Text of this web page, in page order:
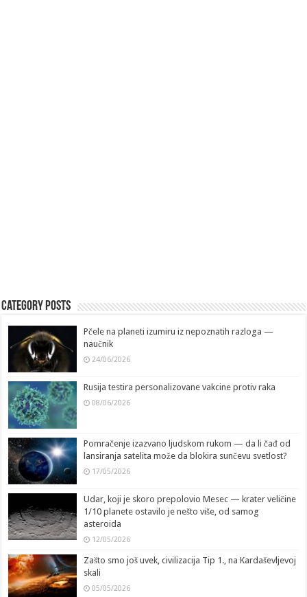
Category Posts
Pčele na planeti izumiru iz nepoznatih razloga —
naučnik
24/06/2026
Rusija testira personalizovane vakcine protiv raka
08/06/2026
Pomračenje izazvano ljudskom rukom — da li čađ od
lansiranja satelita može da blokira sunčevu svetlost?
17/05/2026
Udar, koji je skoro prepolovio Mesec — krater veličine
1/10 planete ostavilo je nešto više, od samog
asteroida
12/05/2026
Zašto smo još uvek, civilizacija Tip 1., na Kardaševljevoj
skali
05/05/2026